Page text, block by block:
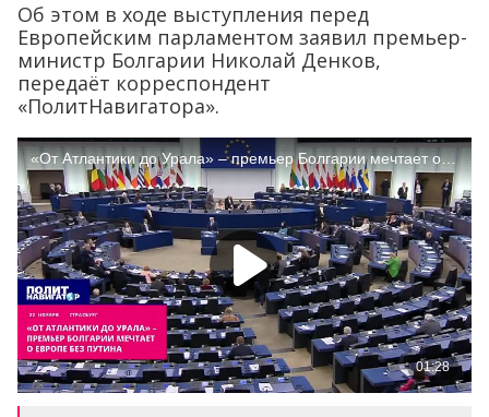
Об этом в ходе выступления перед
Европейским парламентом заявил премьер-
министр Болгарии Николай Денков,
передаёт корреспондент
«ПолитНавигатора».